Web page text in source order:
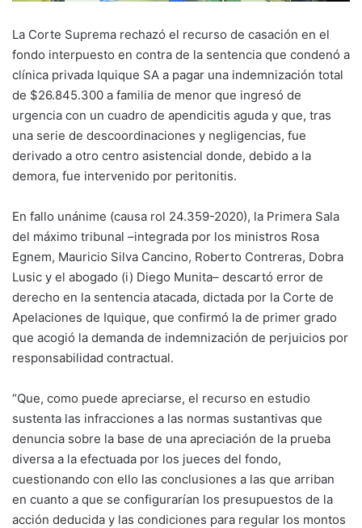
La Corte Suprema rechazó el recurso de casación en el
fondo interpuesto en contra de la sentencia que condenó a
clínica privada Iquique SA a pagar una indemnización total
de $26.845.300 a familia de menor que ingresó de
urgencia con un cuadro de apendicitis aguda y que, tras
una serie de descoordinaciones y negligencias, fue
derivado a otro centro asistencial donde, debido a la
demora, fue intervenido por peritonitis.
En fallo unánime (causa rol 24.359-2020), la Primera Sala
del máximo tribunal –integrada por los ministros Rosa
Egnem, Mauricio Silva Cancino, Roberto Contreras, Dobra
Lusic y el abogado (i) Diego Munita– descartó error de
derecho en la sentencia atacada, dictada por la Corte de
Apelaciones de Iquique, que confirmó la de primer grado
que acogió la demanda de indemnización de perjuicios por
responsabilidad contractual.
“Que, como puede apreciarse, el recurso en estudio
sustenta las infracciones a las normas sustantivas que
denuncia sobre la base de una apreciación de la prueba
diversa a la efectuada por los jueces del fondo,
cuestionando con ello las conclusiones a las que arriban
en cuanto a que se configurarían los presupuestos de la
acción deducida y las condiciones para regular los montos